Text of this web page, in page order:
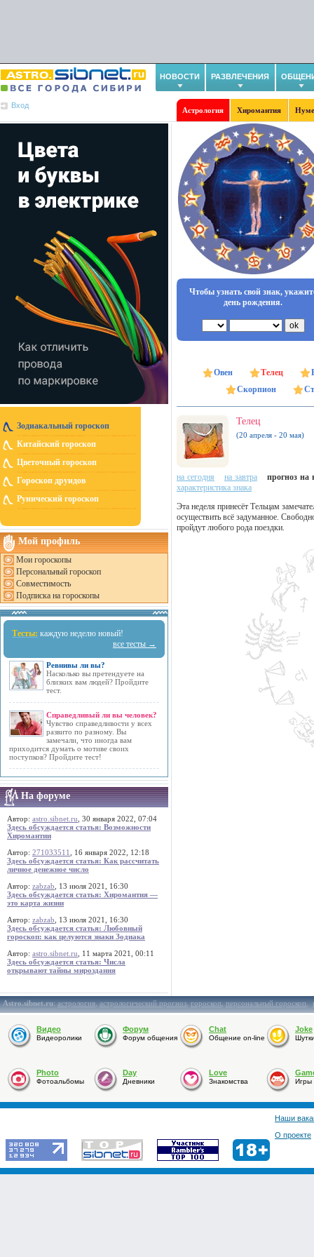
НОВОСТИ РАЗВЛЕЧЕНИЯ
Вход
Астрология Хиромантия
Зодиакальный гороскоп
Китайский гороскоп
Цветочный гороскоп
Гороскоп друидов
Рунический гороскоп
Мой профиль
Мои гороскопы
Персональный гороскоп
Совместимость
Подписка на гороскопы
Тесты: каждую неделю новый!
все тесты →
Ревнивы ли вы?
Насколько вы претендуете на
близких вам людей? Пройдите
тест.
Справедливый ли вы человек?
Чувство справедливости у всех
развито по разному. Вы
замечали, что иногда вам
приходится думать о мотиве своих
поступков? Пройдите тест!
На форуме
Автор: astro.sibnet.ru , 30 января 2022, 07:04
Здесь обсуждается статья: Возможности
Хиромантии
Автор: 271033511
, 16 января 2022, 12:18
Здесь обсуждается статья: Как рассчитать
личное денежное число
Автор: zabzab , 13 июля 2021, 16:30
Здесь обсуждается статья: Хиромантия —
это карта жизни
Автор: zabzab , 13 июля 2021, 16:30
Здесь обсуждается статья: Любовный
гороскоп: как целуются знаки Зодиака
Автор: astro.sibnet.ru , 11 марта 2021, 00:11
Здесь обсуждается статья: Числа
открывают тайны мироздания
Чтобы узнать свой знак,
день рождения.
Овен Телец
Скорпион
Телец
(20 апреля - 20 мая)
на сегодня на завтра
прогноз на
характеристика знака
Эта неделя принесёт Тельцам
осуществить всё задуманное.
пройдут любого рода поездки.
Astro.sibnet.ru:астрология,астрологический прогноз,гороскоп,персональный гороскоп,
Видео
Видеоролики
Форум
Форум общения
Chat
Общение on-line
Joke
Photo
Фотоальбомы
Day
Дневники
Love
Знакомства Игры
Наши
О проекте